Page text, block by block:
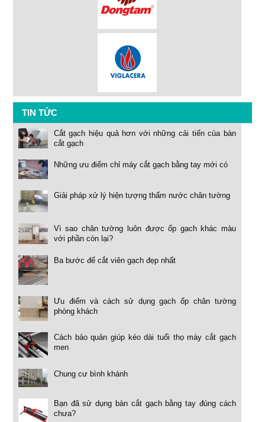
TIN TỨC
Cắt gạch hiệu quả hơn với những cải tiến của bàn
cắt gạch
Những ưu điểm chỉ máy cắt gạch bằng tay mới có
Giải pháp xử lý hiện tượng thấm nước chân tường
Vì sao chân tường luôn được ốp gạch khác màu
với phần còn lại?
Ba bước để cắt viên gạch đẹp nhất
Ưu điểm và cách sử dụng gạch ốp chân tường
phòng khách
Cách bảo quản giúp kéo dài tuổi thọ máy cắt gạch
men
Chung cư bình khánh
Bạn đã sử dụng bàn cắt gạch bằng tay đúng cách
chưa?